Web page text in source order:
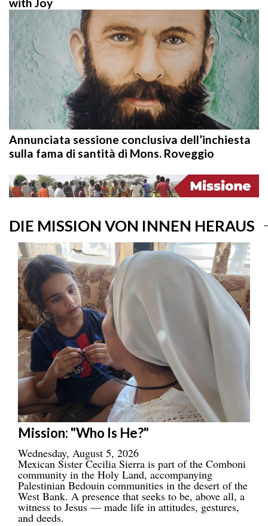
with Joy
Annunciata sessione conclusiva dell’inchiesta
sulla fama di santità di Mons. Roveggio
DIE MISSION VON INNEN HERAUS
Mission: "Who Is He?"
Wednesday, August 5, 2026
Mexican Sister Cecilia Sierra is part of the Comboni
community in the Holy Land, accompanying
Palestinian Bedouin communities in the desert of the
West Bank. A presence that seeks to be, above all, a
witness to Jesus — made life in attitudes, gestures,
and deeds.